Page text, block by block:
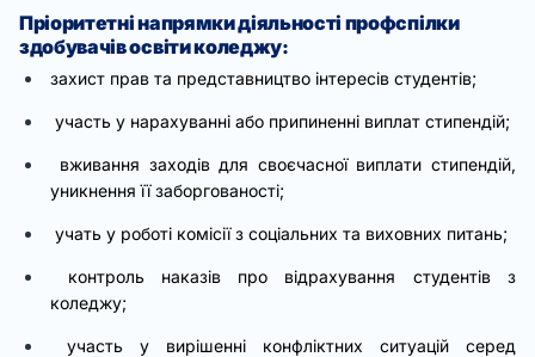
Пріоритетні напрямки діяльності профспілки
здобувачів освіти коледжу:
захист прав та представництво інтересів студентів;
участь у нарахуванні або припиненні виплат стипендій;
вживання заходів для своєчасної виплати стипендій,
уникнення її заборгованості;
учать у роботі комісії з соціальних та виховних питань;
контроль наказів про відрахування студентів з
коледжу;
участь у вирішенні конфліктних ситуацій серед